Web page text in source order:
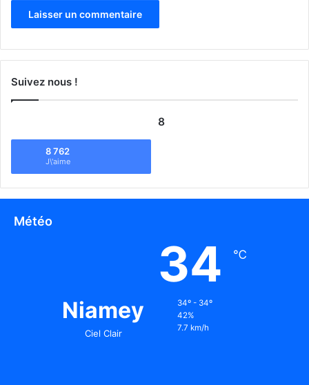
Suivez nous !
8
8 762
J\'aime
Météo
Niamey
Ciel Clair
34 ℃
34º - 34º
42%
7.7 km/h